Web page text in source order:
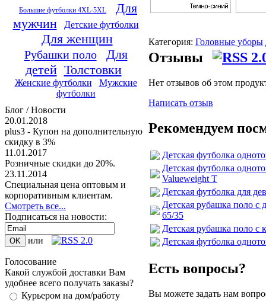
Большие футболки 4XL-5XL
Для
мужчин
Детские футболки
Для женщин
Рубашки поло
Для
детей Толстовки
Женские футболки
Мужские
футболки
Блог / Новости
20.01.2018
plus3 - Купон на дополнительную
скидку в 3%
11.01.2017
Розничные скидки до 20%.
23.11.2014
Специальная цена оптовым и
корпоративным клиентам.
Смотреть все...
Подписаться на новости:
или
Голосование
Какой службой доставки Вам
удобнее всего получать заказы?
Курьером на дом/работу
Категория: Головные уборы
Отзывы
Нет отзывов об этом
Написать отзыв
Рекомендуем
Детская футболка
Детская футболка
Valueweight T
Детская футболка для
Детская рубашка поло
65/35
Детская рубашка поло с
Детская футболка
Есть вопросы?
Вы можете задать нам